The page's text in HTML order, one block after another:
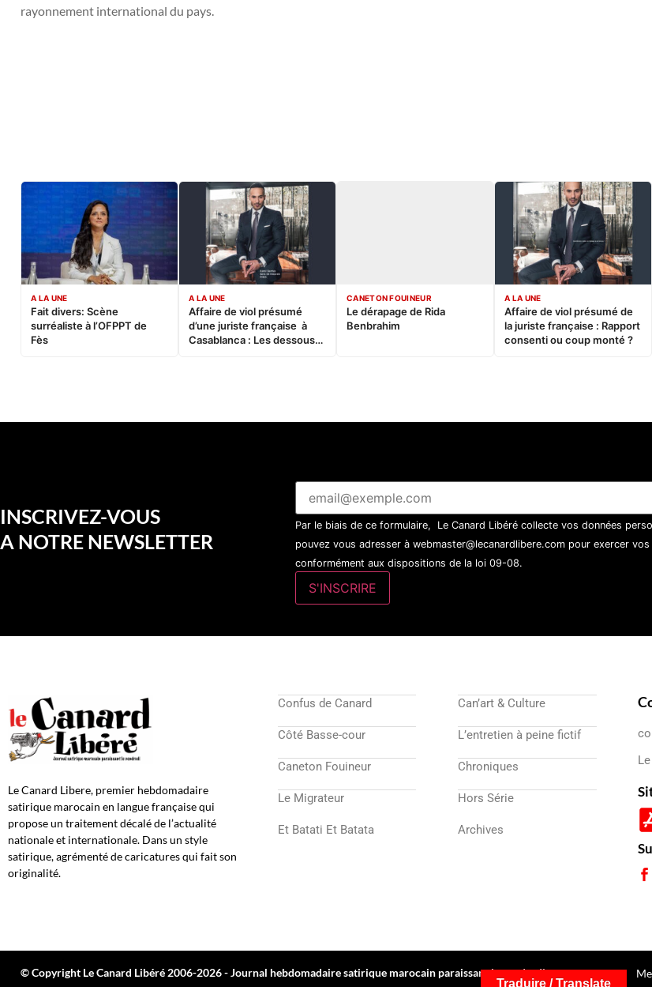
rayonnement international du pays.
A LA UNE
Fait divers: Scène
surréaliste à l’OFPPT de
Fès
A LA UNE
Affaire de viol présumé
d’une juriste française à
Casablanca : Les dessous
CANETON FOUINEUR
Le dérapage de Rida
Benbrahim
A LA UNE
Affaire de viol présumé de
la juriste française : Rapport
consenti ou coup monté ?
INSCRIVEZ-VOUS
A NOTRE NEWSLETTER
Par le biais de ce formulaire, Le Canard Libéré collecte vos données
pouvez vous adresser à webmaster@lecanardlibere.com pour exercer
conformément aux dispositions de la loi 09-08.
Le Canard Libere, premier hebdomadaire
satirique marocain en langue française qui
propose un traitement décalé de l’actualité
nationale et internationale. Dans un style
satirique, agrémenté de caricatures qui fait son
originalité.
Confus de Canard
Côté Basse-cour
Caneton Fouineur
Le Migrateur
Et Batati Et Batata
Can’art & Culture
L’entretien à peine fictif
Chroniques
Hors Série
Archives
© Copyright Le Canard Libéré 2006-2026 - Journal hebdomadaire satirique marocain paraissant le vendredi
Traduire / Translate